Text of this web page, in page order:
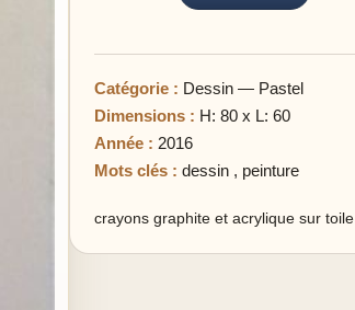
Catégorie : Dessin — Pastel
Dimensions : H: 80 x L: 60
Année : 2016
Mots clés : dessin , peinture
crayons graphite et acrylique sur toile